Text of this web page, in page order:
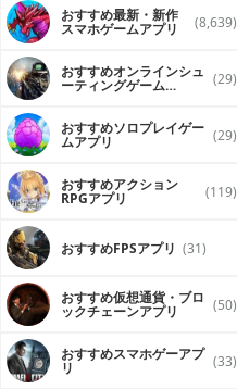
おすすめ最新・新作
スマホゲームアプリ (8,639)
おすすめオンラインシュ
ーティングゲーム (29)
おすすめソロプレイゲー
ムアプリ (29)
おすすめアクション
RPGアプリ (119)
おすすめFPSアプリ (31)
おすすめ仮想通貨・ブロ
ックチェーンアプリ (50)
おすすめスマホゲーアプ
リ (33)